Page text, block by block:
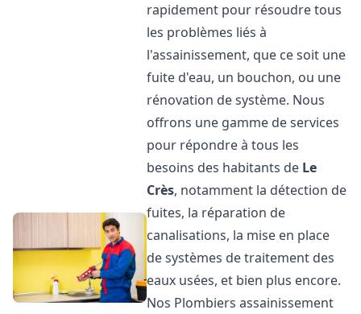
rapidement pour résoudre tous
les problèmes liés à
l'assainissement, que ce soit une
fuite d'eau, un bouchon, ou une
rénovation de système. Nous
offrons une gamme de services
pour répondre à tous les
besoins des habitants de Le
Crès, notamment la détection de
fuites, la réparation de
canalisations, la mise en place
de systèmes de traitement des
eaux usées, et bien plus encore.
Nos Plombiers assainissement